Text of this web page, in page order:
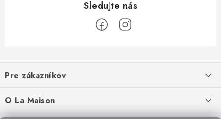
p
ä
t
Pre zákazníkov
Doprava a platba
O La Maison